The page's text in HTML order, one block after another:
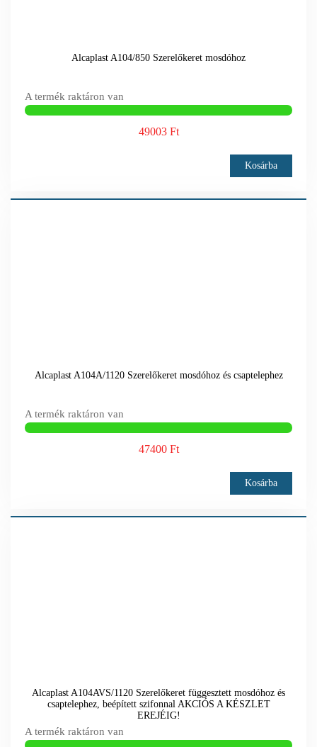
Alcaplast A104/850 Szerelőkeret mosdóhoz
A termék raktáron van
49003 Ft
Kosárba
Alcaplast A104A/1120 Szerelőkeret mosdóhoz és csaptelephez
A termék raktáron van
47400 Ft
Kosárba
Alcaplast A104AVS/1120 Szerelőkeret függesztett mosdóhoz és
csaptelephez, beépített szifonnal AKCIÓS A KÉSZLET
EREJÉIG!
A termék raktáron van